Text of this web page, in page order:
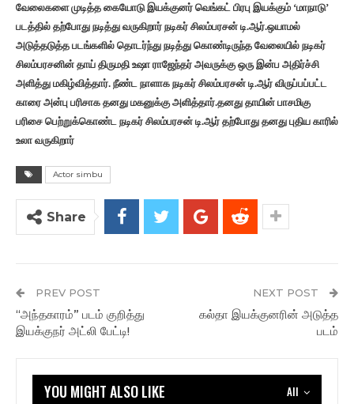
வேலைகளை முடித்த கையோடு இயக்குனர் வெங்கட் பிரபு இயக்கும் ‘மாநாடு’
படத்தில் தற்போது நடித்து வருகிறார் நடிகர் சிலம்பரசன் டி.ஆர்.ஒயாமல்
அடுத்தடுத்த படங்களில் தொடர்ந்து நடித்து கொண்டிருந்த வேலையில் நடிகர்
சிலம்பரசனின் தாய் திருமதி உஷா ராஜேந்தர் அவருக்கு ஒரு இன்ப அதிர்ச்சி
அளித்து மகிழ்வித்தார். நீண்ட நாளாக நடிகர் சிலம்பரசன் டி.ஆர் விருப்பப்பட்ட
காரை அன்பு பரிசாக தனது மகனுக்கு அளித்தார்.தனது தாயின் பாசமிகு
பரிசை பெற்றுக்கொண்ட நடிகர் சிலம்பரசன் டி.ஆர் தற்போது தனது புதிய காரில்
உலா வருகிறார்
Actor simbu
Share
PREV POST
“அந்தகாரம்” படம் குறித்து
இயக்குநர் அட்லி பேட்டி!
NEXT POST
கல்தா இயக்குனரின் அடுத்த
படம்
All
YOU MIGHT ALSO LIKE